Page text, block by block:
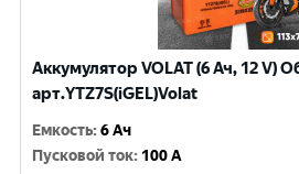
Аккумулятор VOLAT (6 Ач, 12 V)
арт.YTZ7S(iGEL)Volat
Емкость:6 Ач
Пусковой ток: 100 A